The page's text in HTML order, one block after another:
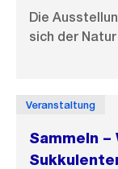
Die
sich der
Veranstaltung
Sammeln –